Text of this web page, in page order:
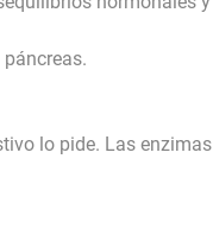
lo pide. Las enzimas